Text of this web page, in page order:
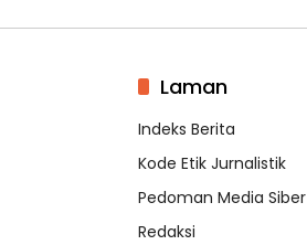
Laman
Indeks Berita
Kode Etik Jurnalistik
Pedoman Media Siber
Redaksi